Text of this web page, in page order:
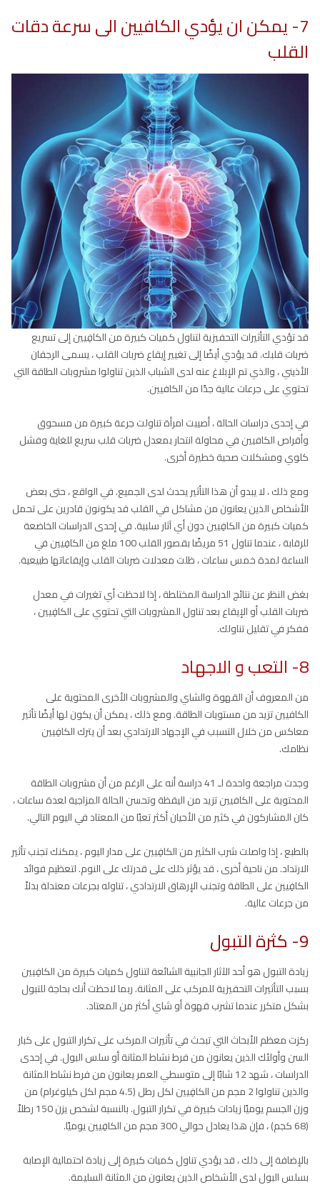
7- يمكن ان يؤدي الكافيين الى سرعة دقات
القلب
قد تؤدي التأثيرات التحفيزية لتناول كميات كبيرة من الكافِيين إلى تسريع
ضربات قلبك. قد يؤدي أيضًا إلى تغيير إيقاع ضربات القلب ، يسمى الرجفان
الأذيني ، والذي تم الإبلاغ عنه لدى الشباب الذين تناولوا مشروبات الطاقة التي
تحتوي على جرعات عالية جدًا من الكافيين.
في إحدى دراسات الحالة ، أصيبت امرأة تناولت جرعة كبيرة من مسحوق
وأقراص الكافيين في محاولة انتحار بمعدل ضربات قلب سريع للغاية وفشل
كلوي ومشكلات صحية خطيرة أخرى.
ومع ذلك ، لا يبدو أن هذا التأثير يحدث لدى الجميع. في الواقع ، حتى بعض
الأشخاص الذين يعانون من مشاكل في القلب قد يكونون قادرين على تحمل
كميات كبيرة من الكافِيين دون أي آثار سلبية. في إحدى الدراسات الخاضعة
للرقابة ، عندما تناول 51 مريضًا بقصور القلب 100 ملغ من الكافِيين في
الساعة لمدة خمس ساعات ، ظلت معدلات ضربات القلب وإيقاعاتها طبيعية.
بغض النظر عن نتائج الدراسة المختلطة ، إذا لاحظت أي تغيرات في معدل
ضربات القلب أو الإيقاع بعد تناول المشروبات التي تحتوي على الكافِيين ،
ففكر في تقليل تناولك.
8- التعب و الاجهاد
من المعروف أن القهوة والشاي والمشروبات الأخرى المحتوية على
الكافيين تزيد من مستويات الطاقة. ومع ذلك ، يمكن أن يكون لها أيضًا تأثير
معاكس من خلال التسبب في الإجهاد الارتدادي بعد أن يترك الكافِيين
نظامك.
وجدت مراجعة واحدة لـ 41 دراسة أنه على الرغم من أن مشروبات الطاقة
المحتوية على الكافيين تزيد من اليقظة وتحسن الحالة المزاجية لعدة ساعات ،
كان المشاركون في كثير من الأحيان أكثر تعبًا من المعتاد في اليوم التالي.
بالطبع ، إذا واصلت شرب الكثير من الكافِيين على مدار اليوم ، يمكنك تجنب تأثير
الارتداد. من ناحية أخرى ، قد يؤثر ذلك على قدرتك على النوم. لتعظيم فوائد
الكافِيين على الطاقة وتجنب الإرهاق الارتدادي ، تناوله بجرعات معتدلة بدلاً
من جرعات عالية.
9- كثرة التبول
زيادة التبول هو أحد الآثار الجانبية الشائعة لتناول كميات كبيرة من الكافِيين
بسبب التأثيرات التحفيزية للمركب على المثانة. ربما لاحظت أنك بحاجة للتبول
بشكل متكرر عندما تشرب قهوة أو شاي أكثر من المعتاد.
ركزت معظم الأبحاث التي تبحث في تأثيرات المركب على تكرار التبول على كبار
السن وأولئك الذين يعانون من فرط نشاط المثانة أو سلس البول. في إحدى
الدراسات ، شهد 12 شابًا إلى متوسطي العمر يعانون من فرط نشاط المثانة
والذين تناولوا 2 مجم من الكافِيين لكل رطل (4.5 مجم لكل كيلوغرام) من
وزن الجسم يوميًا زيادات كبيرة في تكرار التبول. بالنسبة لشخص يزن 150 رطلاً
(68 كجم) ، فإن هذا يعادل حوالي 300 مجم من الكافِيين يوميًا.
بالإضافة إلى ذلك ، قد يؤدي تناول كميات كبيرة إلى زيادة احتمالية الإصابة
بسلس البول لدى الأشخاص الذين يعانون من المثانة السليمة.